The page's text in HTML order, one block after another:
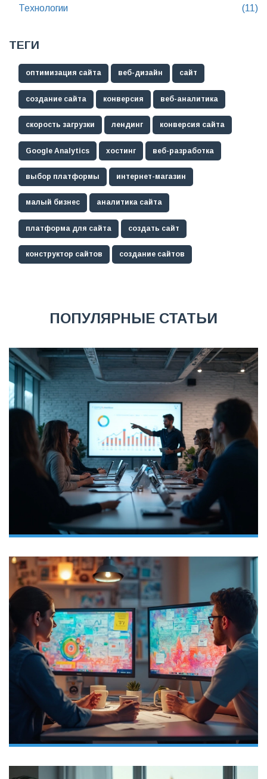
Технологии (11)
ТЕГИ
оптимизация сайта веб-дизайн сайт
создание сайта конверсия веб-аналитика
скорость загрузки лендинг конверсия сайта
Google Analytics хостинг веб-разработка
выбор платформы интернет-магазин
малый бизнес аналитика сайта
платформа для сайта создать сайт
конструктор сайтов создание сайтов
ПОПУЛЯРНЫЕ СТАТЬИ